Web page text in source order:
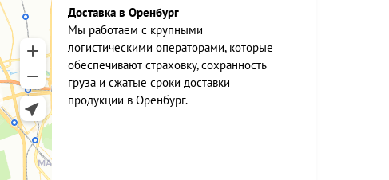
Доставка в Оренбург
Мы работаем c крупными
логистическими операторами, которые
обеспечивают страховку, сохранность
груза и сжатые сроки доставки
продукции в Оренбург.